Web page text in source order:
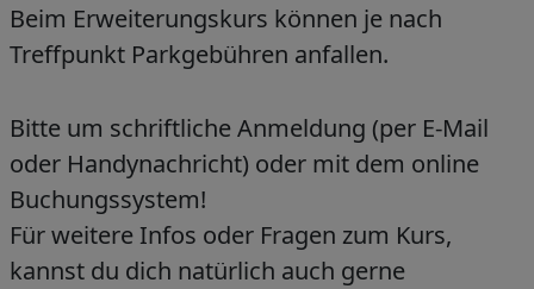
Beim Erweiterungskurs können je nach
Treffpunkt Parkgebühren anfallen.
Bitte um schriftliche Anmeldung (per E-Mail
oder Handynachricht) oder mit dem online
Buchungssystem!
Für weitere Infos oder Fragen zum Kurs,
kannst du dich natürlich auch gerne